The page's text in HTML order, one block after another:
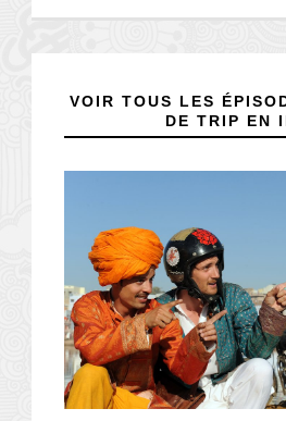
VOIR TOUS LES
DE TRIP EN